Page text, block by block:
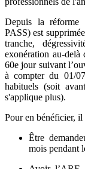
Depuis la réforme
PASS) est
tranche,
exonération
60e jour suivant
à compter du 01/
habituels (soit
s'applique plus).
Pour en bénéficier, il
Être
mois pendant